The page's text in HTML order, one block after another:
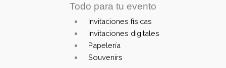
Todo para tu evento
Main
Menu
Invitaciones físicas
Invitaciones digitales
Papelería
Souvenirs